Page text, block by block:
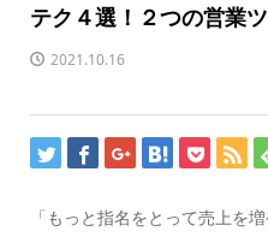
テク４選！２つの営業
2021.10.16
「もっと指名をとって売上を増